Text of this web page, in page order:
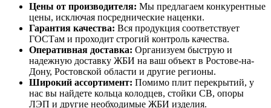
Цены от производителя: Мы предлагаем конкурентные
цены, исключая посреднические наценки.
Гарантия качества: Вся продукция соответствует
ГОСТам и проходит строгий контроль качества.
Оперативная доставка: Организуем быструю и
надежную доставку ЖБИ на ваш объект в Ростове-на-
Дону, Ростовской области и другие регионы.
Широкий ассортимент: Помимо плит перекрытий, у
нас вы найдете кольца колодцев, стойки СВ, опоры
ЛЭП и другие необходимые ЖБИ изделия.